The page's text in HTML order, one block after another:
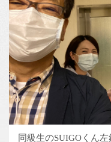
同級生のSUIGOくん